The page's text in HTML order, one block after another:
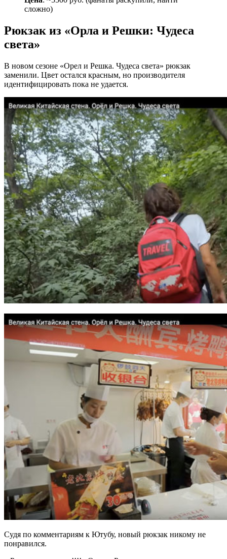
сложно)
Рюкзак из «Орла и Решки: Чудеса
света»
В новом сезоне «Орел и Решка. Чудеса света» рюкзак
заменили. Цвет остался красным, но производителя
идентифицировать пока не удается.
Судя по комментариям к Ютубу, новый рюкзак никому не
понравился.